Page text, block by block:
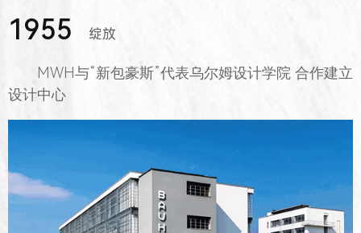
1955 绽放
MWH与“新包豪斯”代表乌尔姆设计学院 合作建立
设计中心